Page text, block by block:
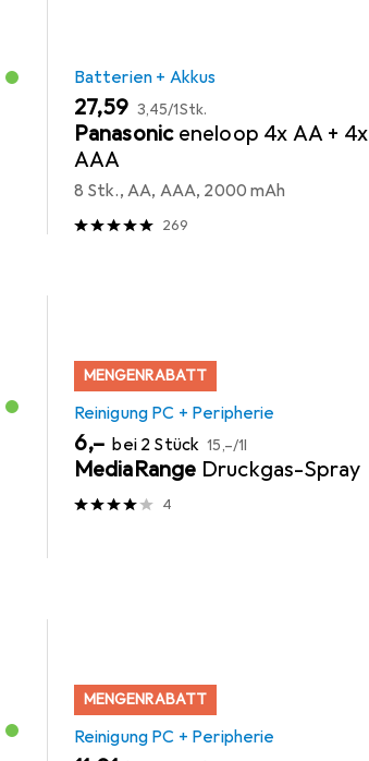
Batterien + Akkus
EUR
27,59 EUR
3,45/1Stk.
Panasonic eneloop 4x AA + 4x
AAA
8 Stk., AA, AAA, 2000 mAh
269
MENGENRABATT
Reinigung PC + Peripherie
EUR
6,– bei 2 Stück EUR
15,–/1l
MediaRange Druckgas-Spray
4
MENGENRABATT
Reinigung PC + Peripherie